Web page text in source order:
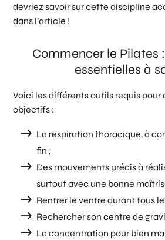
devriez savoir sur cette discipline
dans l’article !
Commencer le Pilates
essentielles à
Voici les différents outils requis pour
objectifs :
La respiration thoracique, à
fin ;
Des mouvements précis à
surtout avec une bonne
Rentrer le ventre durant tous
Rechercher son centre de
La concentration pour bien